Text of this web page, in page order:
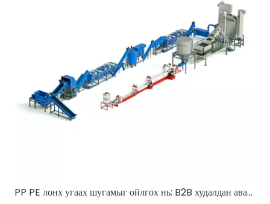
PP PE лонх угаах шугамыг ойлгох нь: B2B худалдан авагчдад зориулсан иж бүрэн гарын авлага